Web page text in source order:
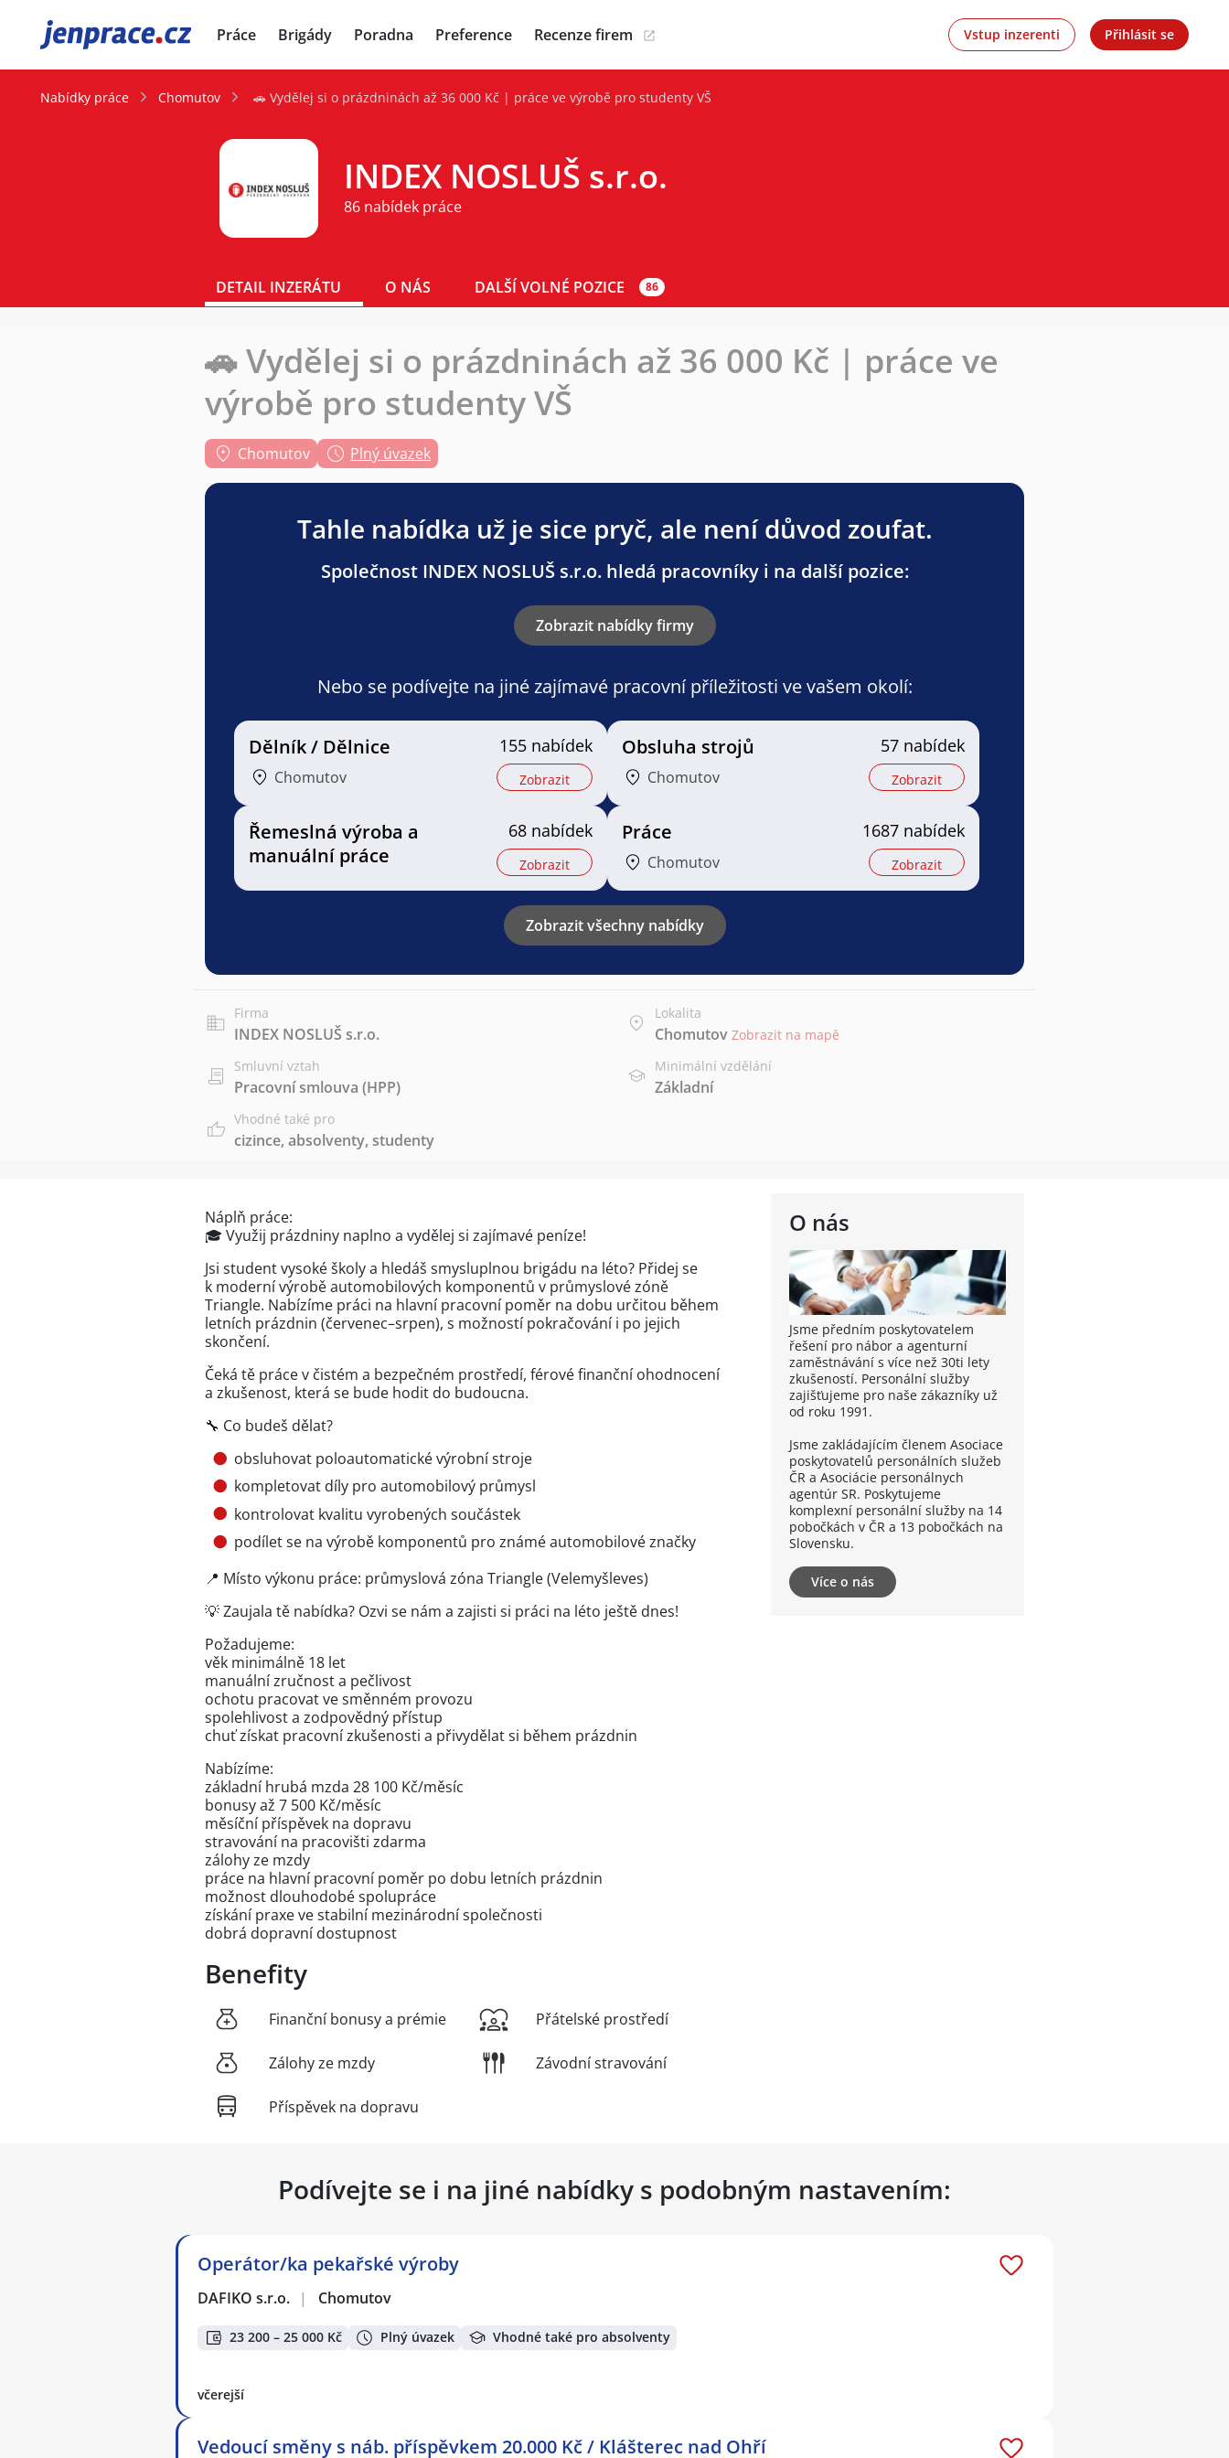
JenPráce.cz Práce Brigády Poradna Preference Recenze firem Vstup inzerenti Přihlásit se
Nabídky práce Chomutov 🚗 Vydělej si o prázdninách až 36 000 Kč | práce ve výrobě pro studenty VŠ
INDEX NOSLUŠ s.r.o.
86 nabídek práce
DETAIL INZERÁTU O NÁS DALŠÍ VOLNÉ POZICE 86
🚗 Vydělej si o prázdninách až 36 000 Kč | práce ve
výrobě pro studenty VŠ
Chomutov Plný úvazek
Tahle nabídka už je sice pryč, ale není důvod zoufat.
Společnost INDEX NOSLUŠ s.r.o. hledá pracovníky i na další pozice:
Zobrazit nabídky firmy
Nebo se podívejte na jiné zajímavé pracovní příležitosti ve vašem okolí:
Dělník / Dělnice
Chomutov
155 nabídek
Zobrazit
Obsluha strojů
Chomutov
57 nabídek
Zobrazit
Řemeslná výroba a
manuální práce
68 nabídek
Zobrazit
Práce
Chomutov
1687 nabídek
Zobrazit
Zobrazit všechny nabídky
Firma
INDEX NOSLUŠ s.r.o.
Lokalita
Chomutov Zobrazit na mapě
Smluvní vztah
Pracovní smlouva (HPP)
Minimální vzdělání
Základní
Vhodné také pro
cizince, absolventy, studenty
O nás
Jsme předním poskytovatelem
řešení pro nábor a agenturní
zaměstnávání s více než 30ti lety
zkušeností. Personální služby
zajišťujeme pro naše zákazníky už
od roku 1991.
Jsme zakládajícím členem Asociace
poskytovatelů personálních služeb
ČR a Asociácie personálnych
agentúr SR. Poskytujeme
komplexní personální služby na 14
pobočkách v ČR a 13 pobočkách na
Slovensku.
Více o nás
Náplň práce:
🎓 Využij prázdniny naplno a vydělej si zajímavé peníze!
Jsi student vysoké školy a hledáš smysluplnou brigádu na léto? Přidej se
k moderní výrobě automobilových komponentů v průmyslové zóně
Triangle. Nabízíme práci na hlavní pracovní poměr na dobu určitou během
letních prázdnin (červenec–srpen), s možností pokračování i po jejich
skončení.
Čeká tě práce v čistém a bezpečném prostředí, férové finanční ohodnocení
a zkušenost, která se bude hodit do budoucna.
🔧 Co budeš dělat?
obsluhovat poloautomatické výrobní stroje
kompletovat díly pro automobilový průmysl
kontrolovat kvalitu vyrobených součástek
podílet se na výrobě komponentů pro známé automobilové značky
📍 Místo výkonu práce: průmyslová zóna Triangle (Velemyšleves)
💡 Zaujala tě nabídka? Ozvi se nám a zajisti si práci na léto ještě dnes!
Požadujeme:
věk minimálně 18 let
manuální zručnost a pečlivost
ochotu pracovat ve směnném provozu
spolehlivost a zodpovědný přístup
chuť získat pracovní zkušenosti a přivydělat si během prázdnin
Nabízíme:
základní hrubá mzda 28 100 Kč/měsíc
bonusy až 7 500 Kč/měsíc
měsíční příspěvek na dopravu
stravování na pracovišti zdarma
zálohy ze mzdy
práce na hlavní pracovní poměr po dobu letních prázdnin
možnost dlouhodobé spolupráce
získání praxe ve stabilní mezinárodní společnosti
dobrá dopravní dostupnost
Benefity
Finanční bonusy a prémie
Zálohy ze mzdy
Příspěvek na dopravu
Přátelské prostředí
Závodní stravování
Podívejte se i na jiné nabídky s podobným nastavením:
Operátor/ka pekařské výroby
DAFIKO s.r.o. | Chomutov
23 200 – 25 000 Kč Plný úvazek Vhodné také pro absolventy
včerejší
Vedoucí směny s náb. příspěvkem 20.000 Kč / Klášterec nad Ohří